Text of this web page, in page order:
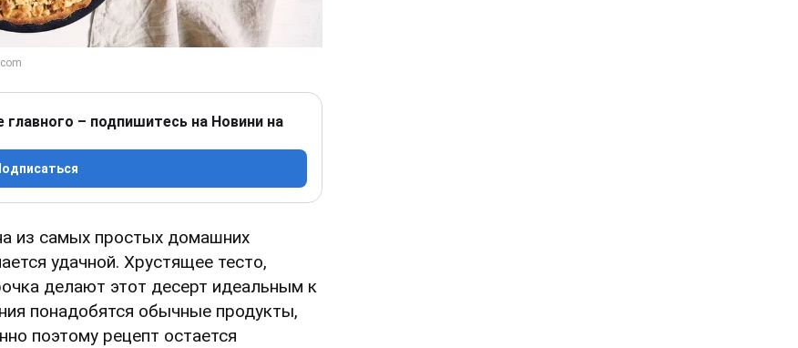
главного – подпишитесь на Новини на
из самых простых домашних
удачной. Хрустящее тесто,
делают этот десерт идеальным к
понадобятся обычные продукты,
поэтому рецепт остается